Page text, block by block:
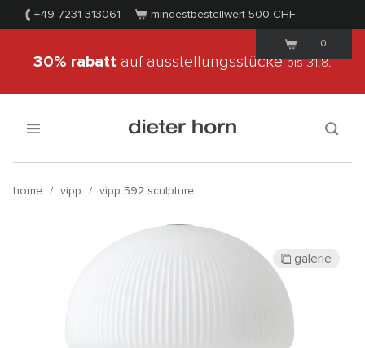
+49 7231 313061 mindestbestellwert 500 CHF
0
30% rabatt auf ausstellungsstückebis 31.8.
home / vipp / vipp 592 sculpture
galerie